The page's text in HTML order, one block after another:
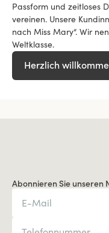
Passform und zeitloses
vereinen. Unsere
nach Miss Mary“. Wir
Weltklasse.
Herzlich
Abonnieren Sie unseren